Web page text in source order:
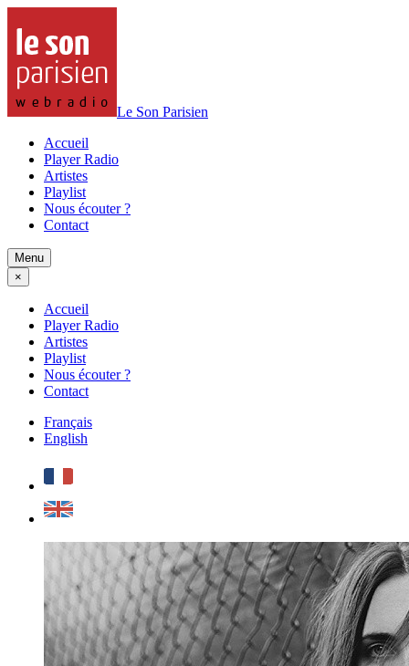
Le Son Parisien
Accueil
Player Radio
Artistes
Playlist
Nous écouter ?
Contact
Menu
×
Accueil
Player Radio
Artistes
Playlist
Nous écouter ?
Contact
Français
English